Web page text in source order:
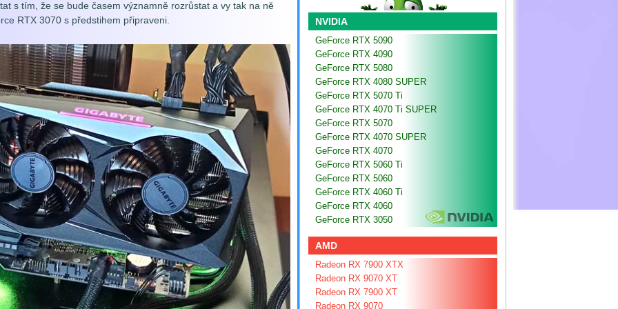
s tím, že se bude časem významně rozrůstat a vy tak na ně
RTX 3070 s předstihem připraveni.
NVIDIA
GeForce RTX 5090
GeForce RTX 4090
GeForce RTX 5080
GeForce RTX 4080 SUPER
GeForce RTX 5070 Ti
GeForce RTX 4070 Ti SUPER
GeForce RTX 5070
GeForce RTX 4070 SUPER
GeForce RTX 4070
GeForce RTX 5060 Ti
GeForce RTX 5060
GeForce RTX 4060 Ti
GeForce RTX 4060
GeForce RTX 3050
AMD
Radeon RX 7900 XTX
Radeon RX 9070 XT
Radeon RX 7900 XT
Radeon RX 9070